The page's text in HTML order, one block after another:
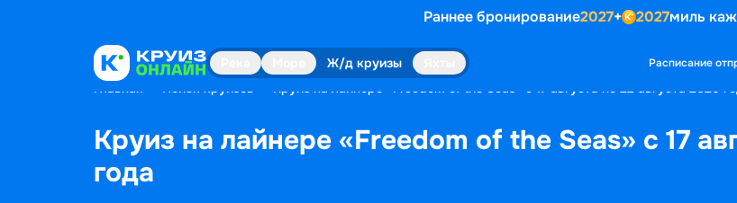
Раннее бронирование2027+ 2027миль
Ж/д круизы Расписание
Главная Поиск круизов Круиз на лайнере «Freedom of the Seas» с 17 августа по 22 августа 2026
Круиз на лайнере «Freedom of the Seas» с 17
года